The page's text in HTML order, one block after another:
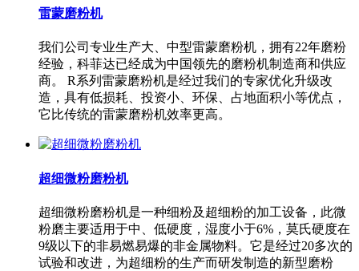
雷蒙磨粉机
我们公司专业生产大、中型雷蒙磨粉机，拥有22年磨粉
经验，科菲达已经成为中国领先的磨粉机制造商和供应
商。 R系列雷蒙磨粉机是经过我们的专家优化升级改
造，具有低损耗、投资小、环保、占地面积小等优点，
它比传统的雷蒙磨粉机效率更高。
超细微粉磨粉机
超细微粉磨粉机是一种细粉及超细粉的加工设备，此微
粉磨主要适用于中、低硬度，湿度小于6%，莫氏硬度在
9级以下的非易燃易爆的非金属物料。它是经过20多次的
试验和改进，为超细粉的生产而研发制造的新型磨粉